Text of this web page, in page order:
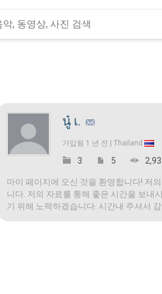
นู๋ เ.
가입됨 1 년 전 | Thailand
3 5
마이 페이지에 오신 것을 환영합니다! 저
니다. 저의 자료를 통해 좋은 시간을 보내
기 위해 노력하겠습니다. 시간내 주셔서